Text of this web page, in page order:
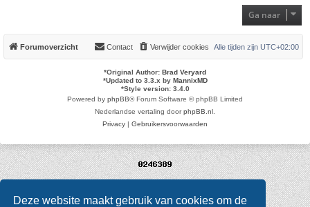
Deze website maakt gebruik van cookies om de
Ga naar
Forumoverzicht Alle tijden zijn UTC+02:00
Verwijder cookies
Contact
*Original Author: Brad Veryard
*Updated to 3.3.x by MannixMD
*Style version: 3.4.0
Powered by phpBB® Forum Software © phpBB Limited
Nederlandse vertaling doorphpBB.nl
Privacy | Gebruikersvoorwaarden